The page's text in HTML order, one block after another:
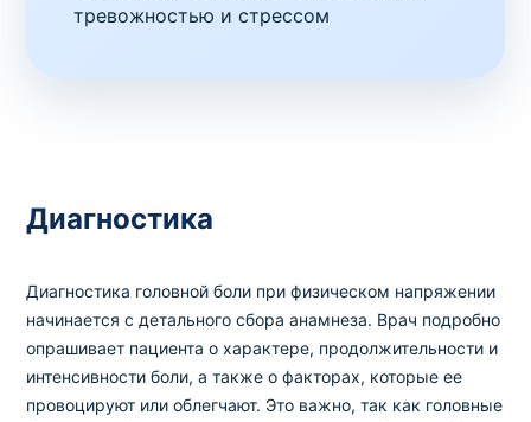
тревожностью и стрессом
Диагностика
Диагностика головной боли при физическом напряжении
начинается с детального сбора анамнеза. Врач подробно
опрашивает пациента о характере, продолжительности и
интенсивности боли, а также о факторах, которые ее
провоцируют или облегчают. Это важно, так как головные